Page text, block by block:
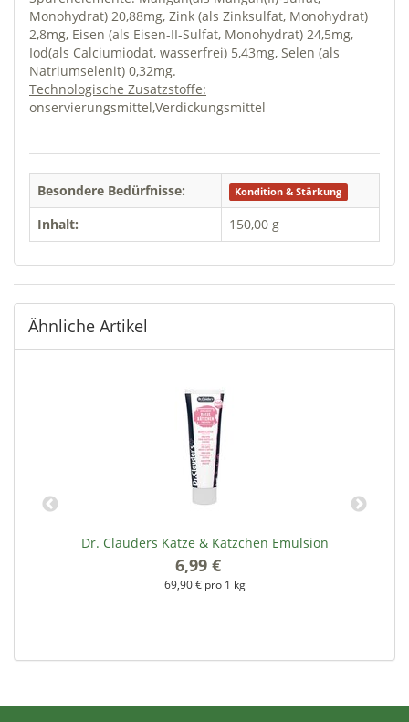
Monohydrat) 20,88mg, Zink (als Zinksulfat, Monohydrat)
2,8mg, Eisen (als Eisen-II-Sulfat, Monohydrat) 24,5mg,
Iod(als Calciumiodat, wasserfrei) 5,43mg, Selen (als
Natriumselenit) 0,32mg.
Technologische Zusatzstoffe:
onservierungsmittel,Verdickungsmittel
Besondere Bedürfnisse: Kondition & Stärkung
Inhalt: 150,00 g
Ähnliche Artikel
Dr. Clauders Katze & Kätzchen Emulsion
6,99 €
69,90 € pro 1 kg